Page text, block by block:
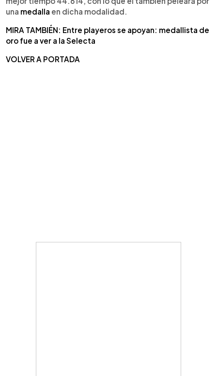
una medalla en dicha modalidad.
MIRA TAMBIÉN: Entre playeros se apoyan: medallista de
oro fue a ver a la Selecta
VOLVER A PORTADA